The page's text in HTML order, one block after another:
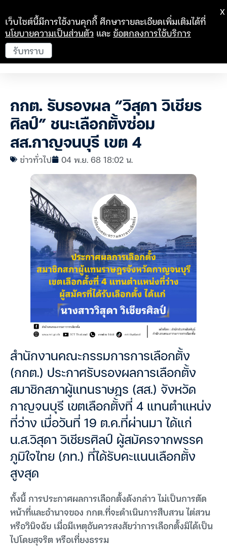
กกต. รับรองผล “วิสุดา วิเชียร
ศิลป์” ชนะเลือกตั้งซ่อม
สส.กาญจนบุรี เขต 4
ข่าวทั่วไป 04 พ.ย. 68 18:02 น.
สำนักงานคณะกรรมการการเลือกตั้ง
(กกต.) ประกาศรับรองผลการเลือกตั้ง
สมาชิกสภาผู้แทนราษฎร (สส.) จังหวัด
กาญจนบุรี เขตเลือกตั้งที่ 4 แทนตำแหน่ง
ที่ว่าง เมื่อวันที่ 19 ต.ค.ที่ผ่านมา ได้แก่
น.ส.วิสุดา วิเชียรศิลป์ ผู้สมัครจากพรรค
ภูมิใจไทย (ภท.) ที่ได้รับคะแนนเลือกตั้ง
สูงสุด
ทั้งนี้ การประกาศผลการเลือกตั้งดังกล่าว ไม่เป็นการตัด
หน้าที่และอำนาจของ กกต.ที่จะดำเนินการสืบสวน ไต่สวน
หรือวินิจฉัย เมื่อมีเหตุอันควรสงสัยว่าการเลือกตั้งมิได้เป็น
ไปโดยสุจริต หรือเที่ยงธรรม
เว็บไซต์นี้มีการใช้งานคุกกี้ ศึกษารายละเอียดเพิ่มเติมได้ที่
นโยบายความเป็นส่วนตัว และข้อตกลงการใช้บริการ
รับทราบ
X